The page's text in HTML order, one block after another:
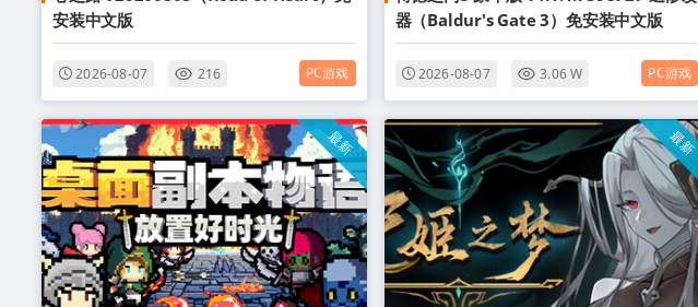
安装中文版
2026-08-07 216 PC游戏
器（Baldur's Gate 3）免安装中文版
2026-08-07 3.06 W PC游戏
最新 最新